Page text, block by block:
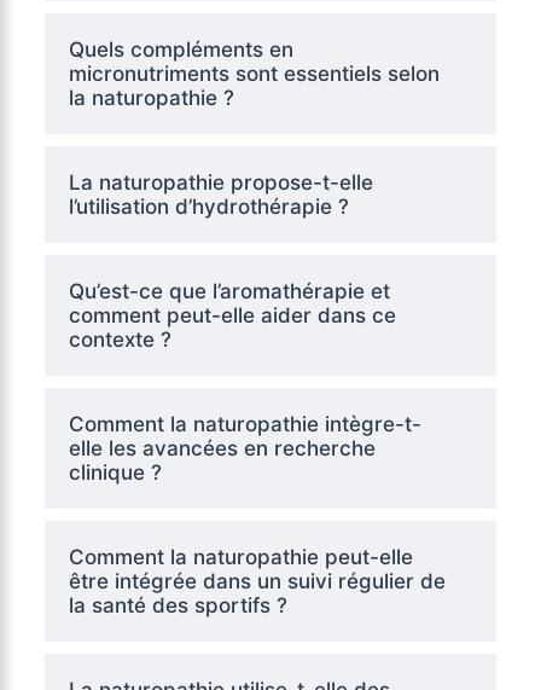
Quels compléments en
micronutriments sont essentiels selon
la naturopathie ?
La naturopathie propose-t-elle
l’utilisation d’hydrothérapie ?
Qu’est-ce que l’aromathérapie et
comment peut-elle aider dans ce
contexte ?
Comment la naturopathie intègre-t-
elle les avancées en recherche
clinique ?
Comment la naturopathie peut-elle
être intégrée dans un suivi régulier de
la santé des sportifs ?